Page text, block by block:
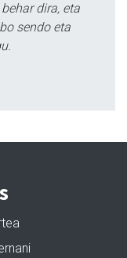
dira, eta
sendo eta